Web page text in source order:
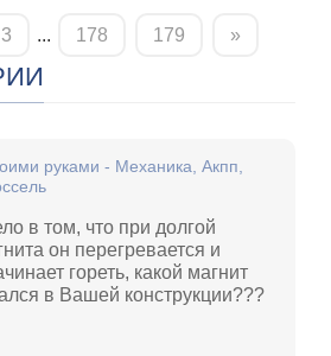
3 ... 178 179 »
руками - Механика, Акпп,
в том, что при долгой
он перегревается и
гореть, какой магнит
в Вашей конструкции???